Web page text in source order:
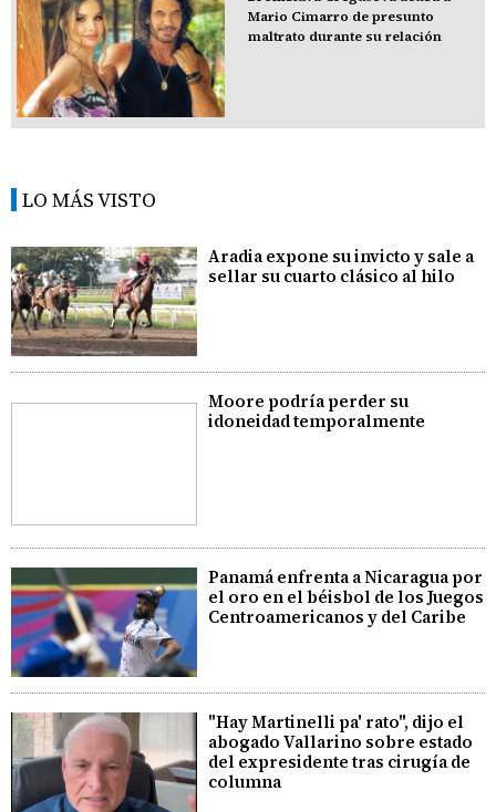
Mario Cimarro de presunto
maltrato durante su relación
LO MÁS VISTO
Aradia expone su invicto y sale a
sellar su cuarto clásico al hilo
Moore podría perder su
idoneidad temporalmente
Panamá enfrenta a Nicaragua por
el oro en el béisbol de los Juegos
Centroamericanos y del Caribe
"Hay Martinelli pa' rato", dijo el
abogado Vallarino sobre estado
del expresidente tras cirugía de
columna